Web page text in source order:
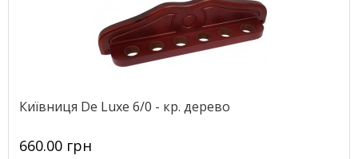
Київниця De Luxe 6/0 - кр. дерево
660.00 грн